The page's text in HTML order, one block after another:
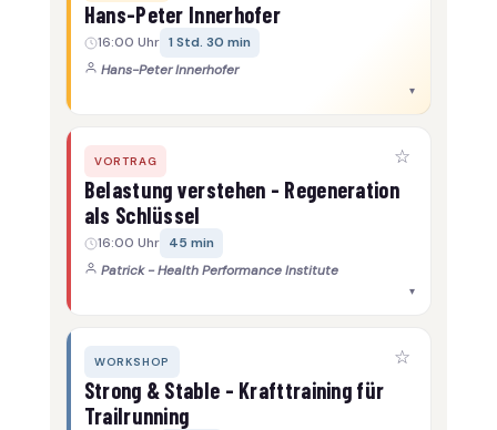
Hans-Peter Innerhofer
16:00 Uhr 1 Std. 30 min
Hans-Peter Innerhofer
▾
VORTRAG ☆
Belastung verstehen - Regeneration
als Schlüssel
16:00 Uhr 45 min
Patrick - Health Performance Institute
▾
WORKSHOP ☆
Strong & Stable - Krafttraining für
Trailrunning